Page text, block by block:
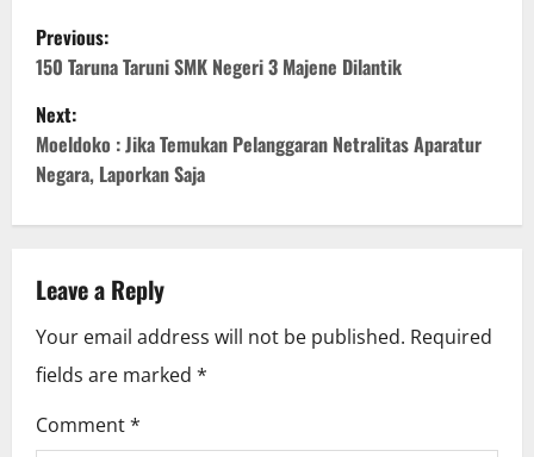
P
o
s
t
n
a
v
i
g
Previous:
150 Taruna Taruni SMK Negeri 3 Majene Dilantik
Next:
Moeldoko : Jika Temukan Pelanggaran Netralitas Aparatur
Negara, Laporkan Saja
Leave a Reply
Your email address will not be published. Required
fields are marked *
Comment*